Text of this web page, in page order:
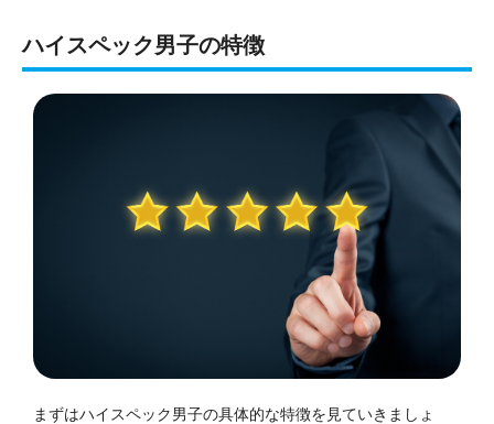
ハイスペック男子の特徴
まずはハイスペック男子の具体的な特徴を見ていきましょ